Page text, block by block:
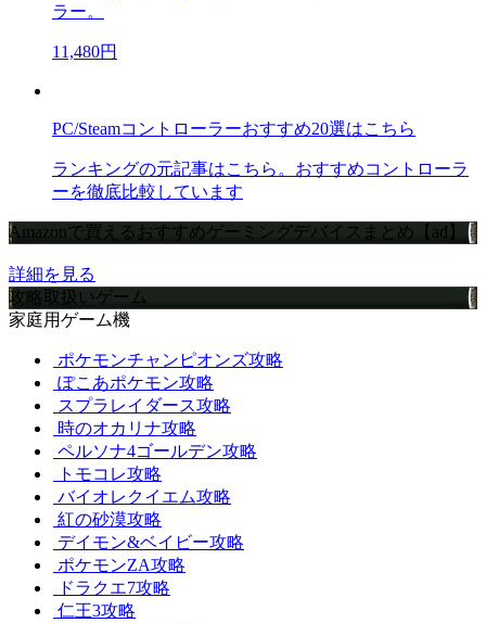
ラー。
11,480円
PC/Steamコントローラーおすすめ20選はこちら
ランキングの元記事はこちら。おすすめコントローラ
ーを徹底比較しています
Amazonで買えるおすすめゲーミングデバイスまとめ【ad】
詳細を見る
攻略取扱いゲーム
家庭用ゲーム機
ポケモンチャンピオンズ攻略
ぽこあポケモン攻略
スプラレイダース攻略
時のオカリナ攻略
ペルソナ4ゴールデン攻略
トモコレ攻略
バイオレクイエム攻略
紅の砂漠攻略
デイモン&ベイビー攻略
ポケモンZA攻略
ドラクエ7攻略
仁王3攻略